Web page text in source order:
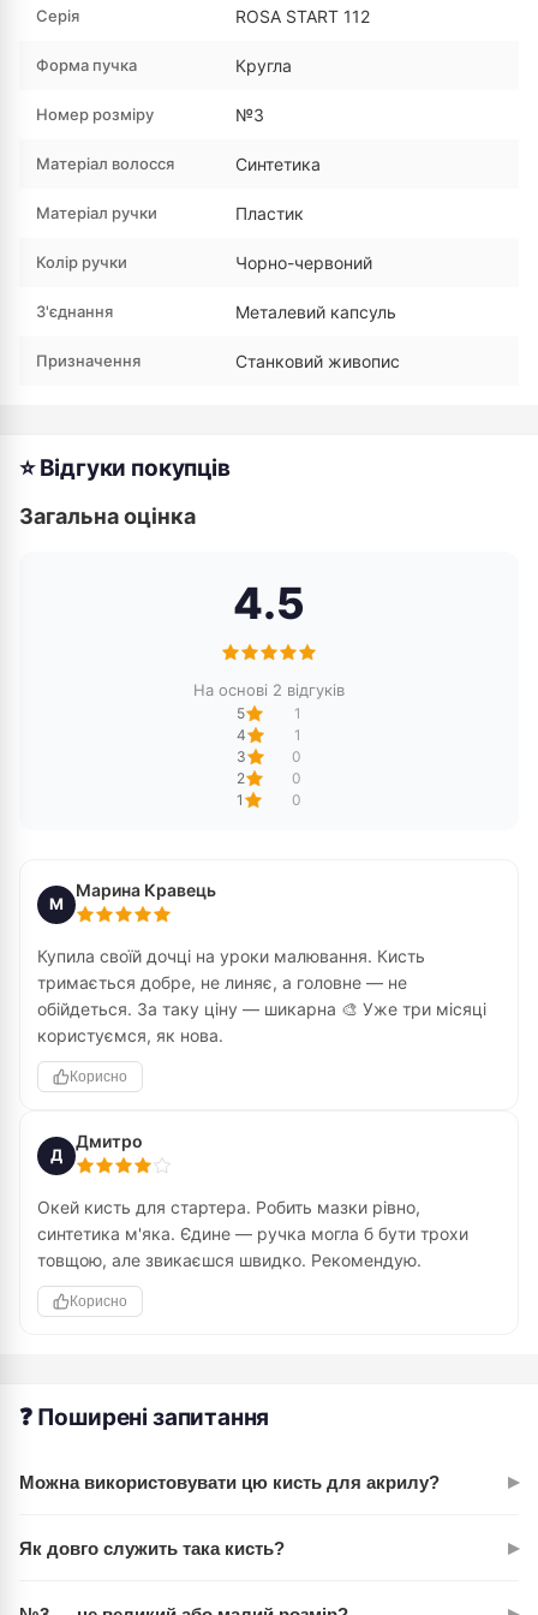
Серія ROSA START 112
Форма пучка Кругла
Номер розміру №3
Матеріал волосся Синтетика
Матеріал ручки Пластик
Колір ручки Чорно-червоний
З'єднання Металевий капсуль
Призначення Станковий живопис
⭐ Відгуки покупців
Загальна оцінка
4.5
На основі 2 відгуків
5
1
4
1
3
0
2
0
1
0
М
Марина Кравець
Купила своїй дочці на уроки малювання. Кисть
тримається добре, не линяє, а головне — не
обійдеться. За таку ціну — шикарна 🎨 Уже три місяці
користуємся, як нова.
Корисно
Д
Дмитро
Окей кисть для стартера. Робить мазки рівно,
синтетика м'яка. Єдине — ручка могла б бути трохи
товщою, але звикаєшся швидко. Рекомендую.
Корисно
❓ Поширені запитання
Можна використовувати цю кисть для акрилу? ▸
акрилом, гуашшю та темперою. Після роботи просто
Як довго служить така кисть? ▸